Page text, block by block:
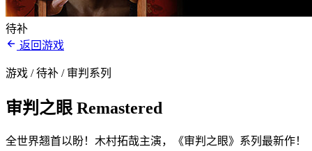
待补
返回游戏
游戏 / 待补 / 审判系列
审判之眼 Remastered
全世界翘首以盼！木村拓哉主演，《审判之眼》系列最新作！